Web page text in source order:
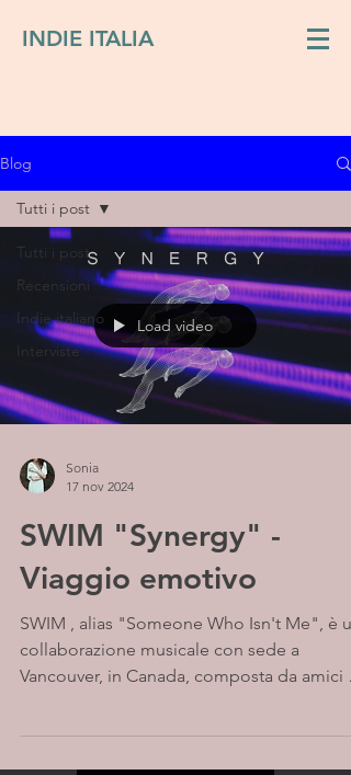
INDIE ITALIA
Blog
Tutti i post
Recensioni
Indie italiano
Interviste
Tutti i post
Load video
Sonia
17 nov 2024
SWIM "Synergy" -
Viaggio emotivo
SWIM , alias "Someone Who Isn't Me", è
collaborazione musicale con sede a
Vancouver, in Canada, composta da amici